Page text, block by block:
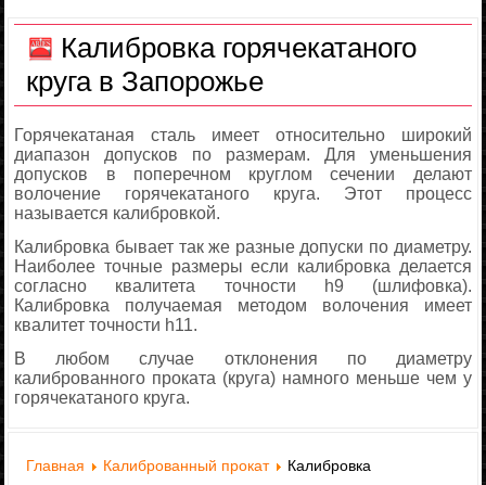
Калибровка горячекатаного
круга в Запорожье
Горячекатаная сталь имеет относительно широкий
диапазон допусков по размерам. Для уменьшения
допусков в поперечном круглом сечении делают
волочение горячекатаного круга. Этот процесс
называется калибровкой.
Калибровка бывает так же разные допуски по диаметру.
Наиболее точные размеры если калибровка делается
согласно квалитета точности h9 (шлифовка).
Калибровка получаемая методом волочения имеет
квалитет точности h11.
В любом случае отклонения по диаметру
калиброванного проката (круга) намного меньше чем у
горячекатаного круга.
Главная Калиброванный прокат Калибровка